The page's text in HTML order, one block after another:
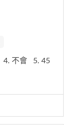
4. 不會
5. 45